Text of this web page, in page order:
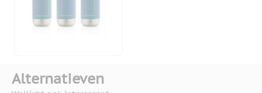
Alternatieven